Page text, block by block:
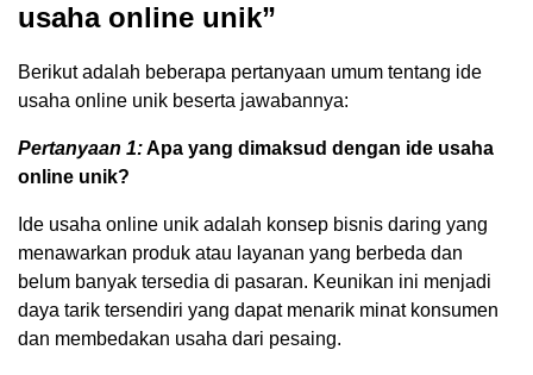
usaha online unik”
Berikut adalah beberapa pertanyaan umum tentang ide
usaha online unik beserta jawabannya:
Pertanyaan 1:Apa yang dimaksud dengan ide usaha
online unik?
Ide usaha online unik adalah konsep bisnis daring yang
menawarkan produk atau layanan yang berbeda dan
belum banyak tersedia di pasaran. Keunikan ini menjadi
daya tarik tersendiri yang dapat menarik minat konsumen
dan membedakan usaha dari pesaing.